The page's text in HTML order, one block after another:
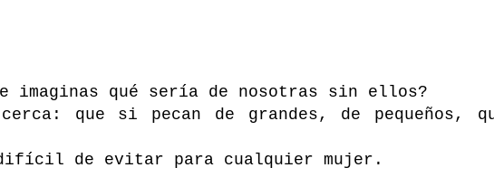
imaginas qué sería de nosotras sin ellos?
que si pecan de grandes, de pequeños,
de evitar para cualquier mujer.